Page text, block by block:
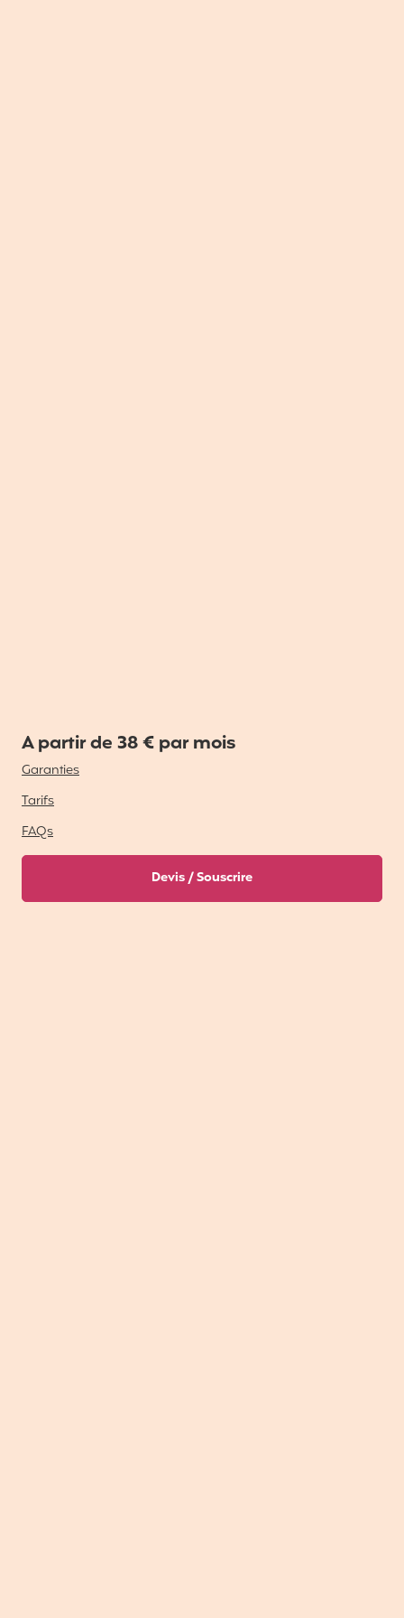
A partir de 38 € par mois
Garanties
Tarifs
FAQs
Devis / Souscrire